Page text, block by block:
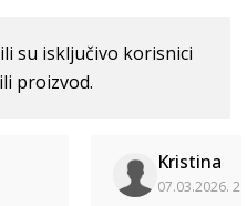
su isključivo korisnici
proizvod.
Kristina
07.03.2026.